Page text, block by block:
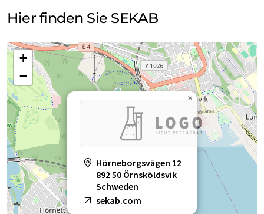
Hier finden Sie SEKAB
Hörneborgsvägen 12
892 50 Örnsköldsvik
Schweden
sekab.com
×
+
−